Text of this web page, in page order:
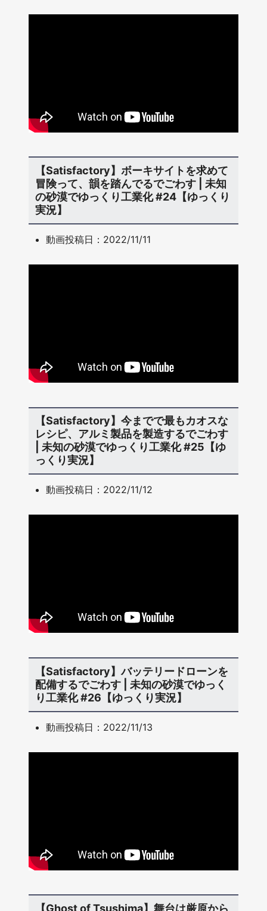
【Satisfactory】ボーキサイトを求めて
冒険って、韻を踏んでるでごわす | 未知
の砂漠でゆっくり工業化 #24【ゆっくり
実況】
動画投稿日：2022/11/11
【Satisfactory】今までで最もカオスな
レシピ、アルミ製品を製造するでごわす
| 未知の砂漠でゆっくり工業化 #25【ゆ
っくり実況】
動画投稿日：2022/11/12
【Satisfactory】バッテリードローンを
配備するでごわす | 未知の砂漠でゆっく
り工業化 #26【ゆっくり実況】
動画投稿日：2022/11/13
【Ghost of Tsushima】舞台は厳原から